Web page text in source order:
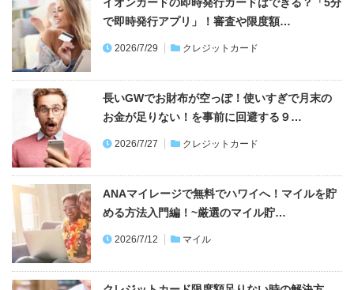
で即時発行アプリ」！審査や限度額…
2026/7/29 クレジットカード
長いGWでお財布が空っぽ！使いすぎで月末の
お金が足りない！を事前に回避する９…
2026/7/27 クレジットカード
ANAマイレージで無料でハワイへ！マイルを貯
める方法入門編！~厳選のマイル貯…
2026/7/12 マイル